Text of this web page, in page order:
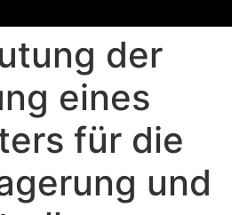
der
eines
für die
und